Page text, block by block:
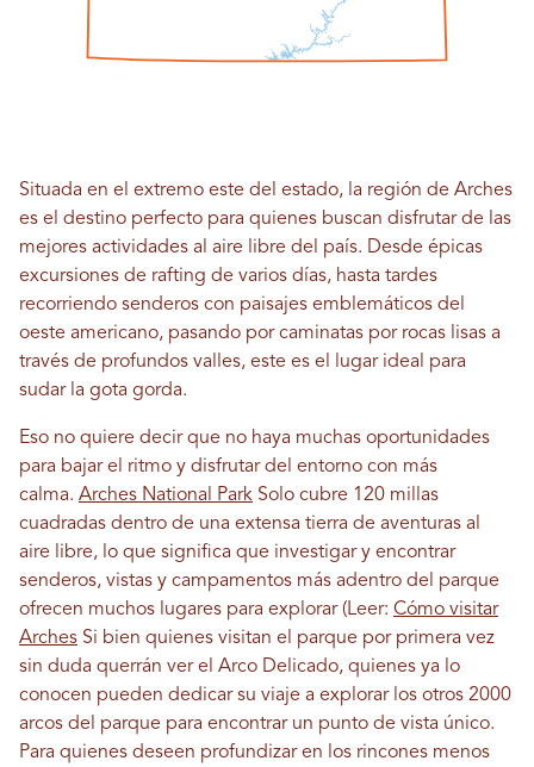
Situada en el extremo este del estado, la región de Arches
es el destino perfecto para quienes buscan disfrutar de las
mejores actividades al aire libre del país. Desde épicas
excursiones de rafting de varios días, hasta tardes
recorriendo senderos con paisajes emblemáticos del
oeste americano, pasando por caminatas por rocas lisas a
través de profundos valles, este es el lugar ideal para
sudar la gota gorda.
Eso no quiere decir que no haya muchas oportunidades
para bajar el ritmo y disfrutar del entorno con más
calma. Arches National Park Solo cubre 120 millas
cuadradas dentro de una extensa tierra de aventuras al
aire libre, lo que significa que investigar y encontrar
senderos, vistas y campamentos más adentro del parque
ofrecen muchos lugares para explorar (Leer: Cómo visitar
Arches Si bien quienes visitan el parque por primera vez
sin duda querrán ver el Arco Delicado, quienes ya lo
conocen pueden dedicar su viaje a explorar los otros 2000
arcos del parque para encontrar un punto de vista único.
Para quienes deseen profundizar en los rincones menos